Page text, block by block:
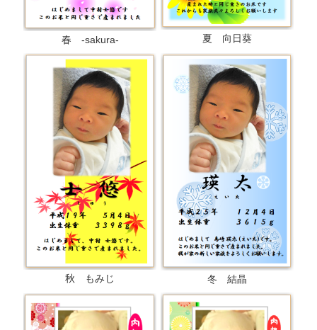
春 -sakura- 夏 向日葵
秋 もみじ 冬 結晶